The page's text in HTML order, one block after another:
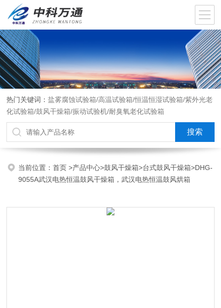
热门关键词：盐雾腐蚀试验箱/高温试验箱/恒温恒湿试验箱/紫外光老
化试验箱/鼓风干燥箱/振动试验机/耐臭氧老化试验箱
当前位置：首页>产品中心>鼓风干燥箱>台式鼓风干燥箱>DHG-
9055A武汉电热恒温鼓风干燥箱，武汉电热恒温鼓风烘箱